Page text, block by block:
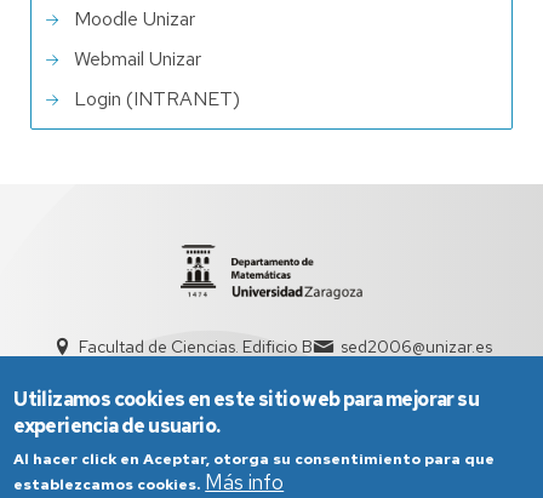
Moodle Unizar
Webmail Unizar
Login (INTRANET)
Facultad de Ciencias. Edificio B
sed2006@unizar.es
Utilizamos cookies en este sitio web para mejorar su
experiencia de usuario.
Al hacer click en Aceptar, otorga su consentimiento para que
establezcamos cookies. Más info